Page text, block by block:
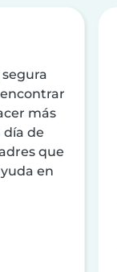
segura
más
día de
que
en